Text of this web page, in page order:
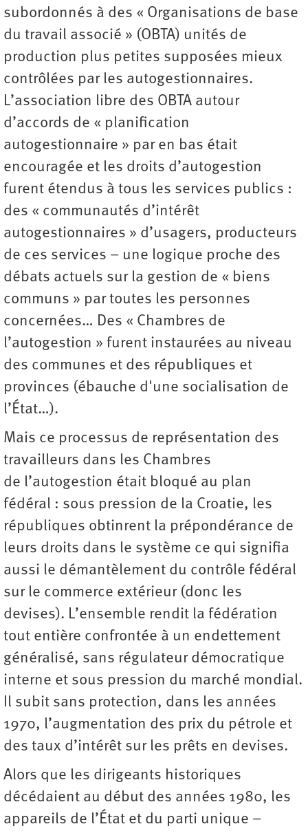
subordonnés à des « Organisations de base
du travail associé » (OBTA) unités de
production plus petites supposées mieux
contrôlées par les autogestionnaires.
L’association libre des OBTA autour
d’accords de « planification
autogestionnaire » par en bas était
encouragée et les droits d’autogestion
furent étendus à tous les services publics :
des « communautés d’intérêt
autogestionnaires » d’usagers, producteurs
de ces services – une logique proche des
débats actuels sur la gestion de « biens
communs » par toutes les personnes
concernées… Des « Chambres de
l’autogestion » furent instaurées au niveau
des communes et des républiques et
provinces (ébauche d'une socialisation de
l’État…).
Mais ce processus de représentation des
travailleurs dans les Chambres
de l’autogestion était bloqué au plan
fédéral : sous pression de la Croatie, les
républiques obtinrent la prépondérance de
leurs droits dans le système ce qui signifia
aussi le démantèlement du contrôle fédéral
sur le commerce extérieur (donc les
devises). L’ensemble rendit la fédération
tout entière confrontée à un endettement
généralisé, sans régulateur démocratique
interne et sous pression du marché mondial.
Il subit sans protection, dans les années
1970, l’augmentation des prix du pétrole et
des taux d’intérêt sur les prêts en devises.
Alors que les dirigeants historiques
décédaient au début des années 1980, les
appareils de l’État et du parti unique –